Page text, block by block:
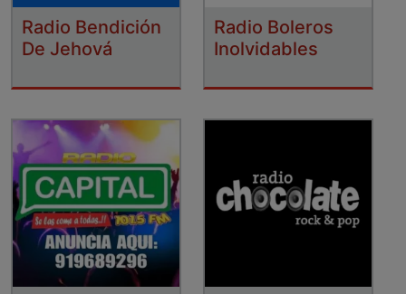
Radio Bendición
De Jehová
Radio Boleros
Inolvidables